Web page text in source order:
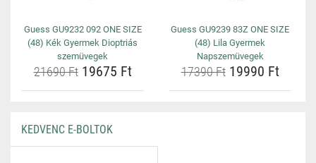
Guess GU9232 092 ONE SIZE
(48) Kék Gyermek Dioptriás
szemüvegek
21690 Ft19675 Ft
Guess GU9239 83Z ONE SIZE
(48) Lila Gyermek
Napszemüvegek
17390 Ft19990 Ft
KEDVENC E-BOLTOK